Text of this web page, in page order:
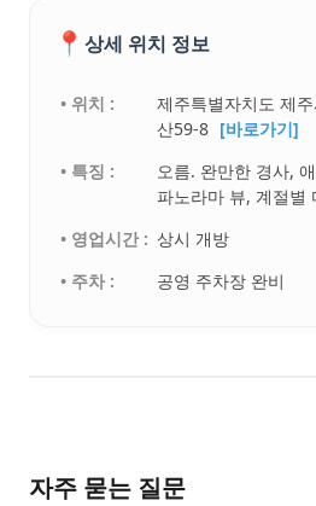
📍 상세 위치 정보
• 위치 :
제주특별자치도 제
산59-8 [바로가기]
• 특징 :
오름. 완만한 경사,
파노라마 뷰, 계절별
• 영업시간 : 상시 개방
• 주차 :
공영 주차장 완비
자주 묻는 질문